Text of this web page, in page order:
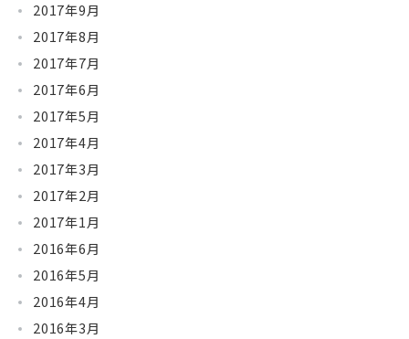
2017年9月
2017年8月
2017年7月
2017年6月
2017年5月
2017年4月
2017年3月
2017年2月
2017年1月
2016年6月
2016年5月
2016年4月
2016年3月